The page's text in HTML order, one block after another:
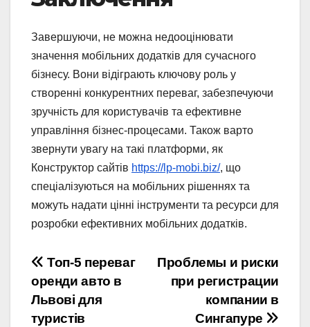
Завершуючи, не можна недооцінювати
значення мобільних додатків для сучасного
бізнесу. Вони відіграють ключову роль у
створенні конкурентних переваг, забезпечуючи
зручність для користувачів та ефективне
управління бізнес-процесами. Також варто
звернути увагу на такі платформи, як
Конструктор сайтів https://lp-mobi.biz/, що
спеціалізуються на мобільних рішеннях та
можуть надати цінні інструменти та ресурси для
розробки ефективних мобільних додатків.
Навігація
записів
Проблемы и риски
при регистрации
компании в
Сингапуре
Топ-5 переваг
оренди авто в
Львові для
туристів